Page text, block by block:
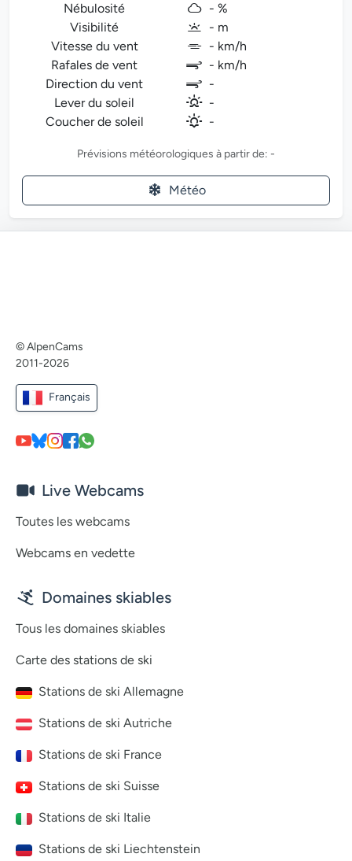
Nébulosité
- %
Visibilité
- m
Vitesse du vent
- km/h
Rafales de vent
- km/h
Direction du vent
-
Lever du soleil
-
Coucher de soleil
-
Prévisions météorologiques à partir de: -
Météo
© AlpenCams
2011-2026
Français
Live Webcams
Toutes les webcams
Webcams en vedette
Domaines skiables
Tous les domaines skiables
Carte des stations de ski
Stations de ski Allemagne
Stations de ski Autriche
Stations de ski France
Stations de ski Suisse
Stations de ski Italie
Stations de ski Liechtenstein